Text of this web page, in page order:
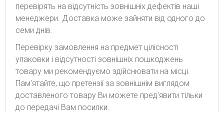
перевірять на відсутність зовнішніх дефектів наші
менеджери. Доставка може зайняти від одного до
семи днів.
Перевірку замовлення на предмет цілісності
упаковки і відсутності зовнішніх пошкоджень
товару ми рекомендуємо здійснювати на місці.
Пам'ятайте, що претензії за зовнішнім виглядом
доставленого товару Ви можете пред'явити тільки
до передачі Вам посилки.